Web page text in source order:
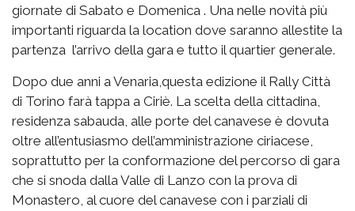
giornate di Sabato e Domenica . Una nelle novità più
importanti riguarda la location dove saranno allestite la
partenza l’arrivo della gara e tutto il quartier generale.
Dopo due anni a Venaria,questa edizione il Rally Città
di Torino farà tappa a Ciriè. La scelta della cittadina,
residenza sabauda, alle porte del canavese è dovuta
oltre all’entusiasmo dell’amministrazione ciriacese,
soprattutto per la conformazione del percorso di gara
che si snoda dalla Valle di Lanzo con la prova di
Monastero, al cuore del canavese con i parziali di